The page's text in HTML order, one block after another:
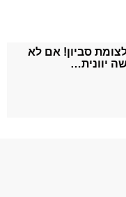
סביון! אם לא
יוונית…